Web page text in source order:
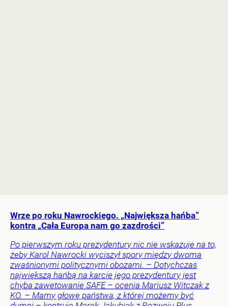
Wrze po roku Nawrockiego. „Największa hańba”
kontra „Cała Europa nam go zazdrości”
Po pierwszym roku prezydentury nic nie wskazuje na to,
żeby Karol Nawrocki wyciszył spory między dwoma
zwaśnionymi politycznymi obozami. – Dotychczas
największą hańbą na karcie jego prezydentury jest
chyba zawetowanie SAFE – ocenia Mariusz Witczak z
KO. – Mamy głowę państwa, z której możemy być